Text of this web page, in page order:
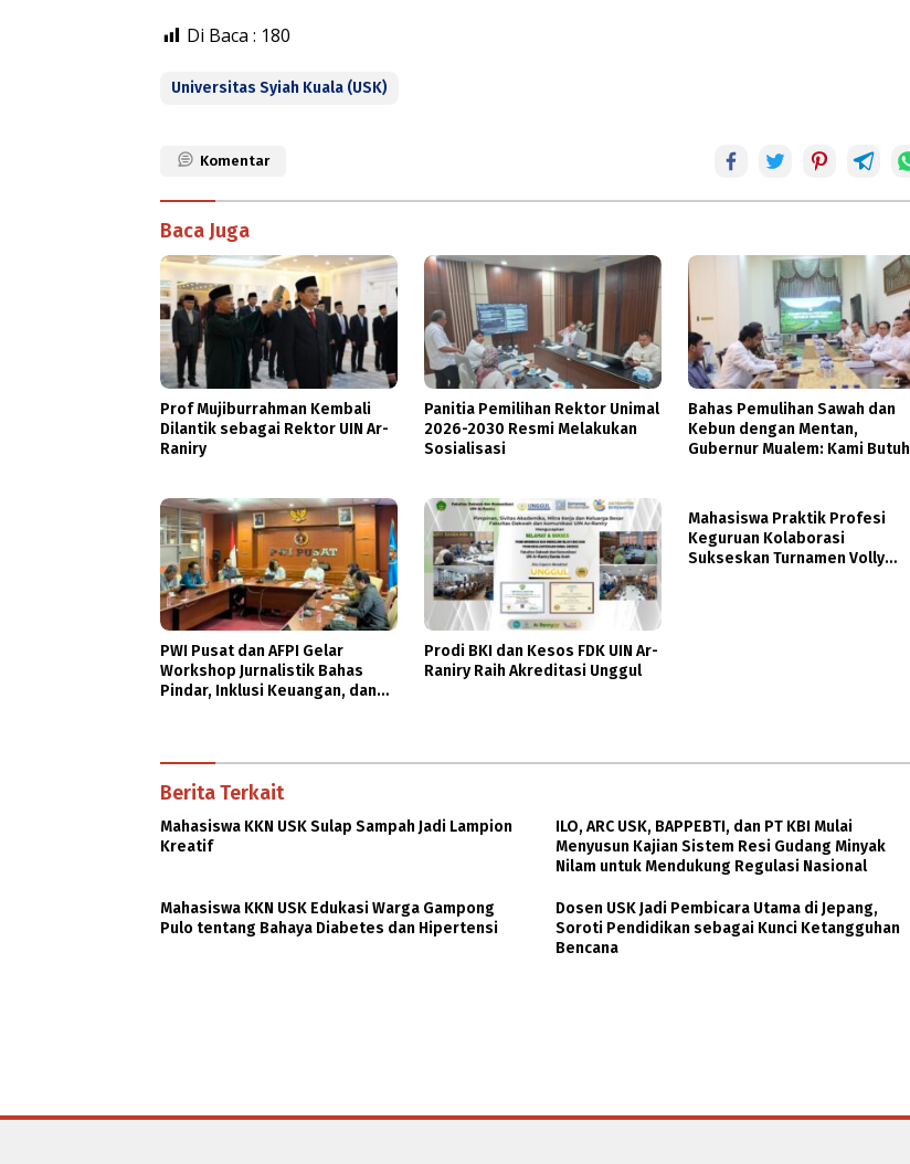
Di Baca : 180
Universitas Syiah Kuala (USK)
Komentar
Baca Juga
Prof Mujiburrahman Kembali
Dilantik sebagai Rektor UIN Ar-
Raniry
Panitia Pemilihan Rektor Unimal
2026-2030 Resmi Melakukan
Sosialisasi
Bahas Pemulihan Sawah dan
Kebun dengan Mentan,
Gubernur Mualem: Kami Butuh
PWI Pusat dan AFPI Gelar
Workshop Jurnalistik Bahas
Pindar, Inklusi Keuangan, dan
Prodi BKI dan Kesos FDK UIN Ar-
Raniry Raih Akreditasi Unggul
Mahasiswa Praktik Profesi
Keguruan Kolaborasi
Sukseskan Turnamen Volly
Berita Terkait
Mahasiswa KKN USK Sulap Sampah Jadi Lampion
Kreatif
ILO, ARC USK, BAPPEBTI, dan PT KBI Mulai
Menyusun Kajian Sistem Resi Gudang Minyak
Nilam untuk Mendukung Regulasi Nasional
Mahasiswa KKN USK Edukasi Warga Gampong
Pulo tentang Bahaya Diabetes dan Hipertensi
Dosen USK Jadi Pembicara Utama di Jepang,
Soroti Pendidikan sebagai Kunci Ketangguhan
Bencana